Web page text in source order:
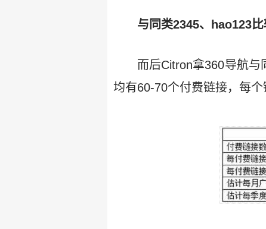
与同类2345、hao123
而后Citron拿360导航
均有60-70个付费链接，每个